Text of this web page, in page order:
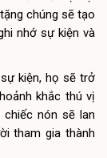
chúng sẽ tạo
nhớ sự kiện và
sự kiện, họ sẽ trở
khắc thú vị
chiếc nón sẽ lan
tham gia thành